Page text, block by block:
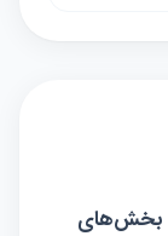
بخش‌های